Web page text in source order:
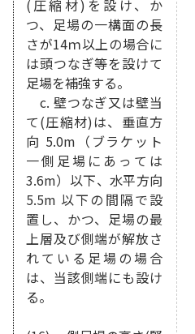
(圧縮材)を設け、か
つ、足場の一構面の長
さが14ｍ以上の場合に
は頭つなぎ等を設けて
足場を補強する。
c. 壁つなぎ又は壁当
て(圧縮材)は、垂直方
向 5.0m（ブラケット
一側足場にあっては
3.6m）以下、水平方向
5.5m 以下の間隔で設
置し、かつ、足場の最
上層及び側端が解放さ
れている足場の場合
は、当該側端にも設け
る。